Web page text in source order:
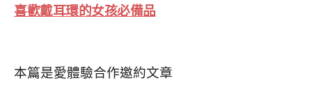
喜歡戴耳環的女孩必備品
本篇是愛體驗合作邀約文章